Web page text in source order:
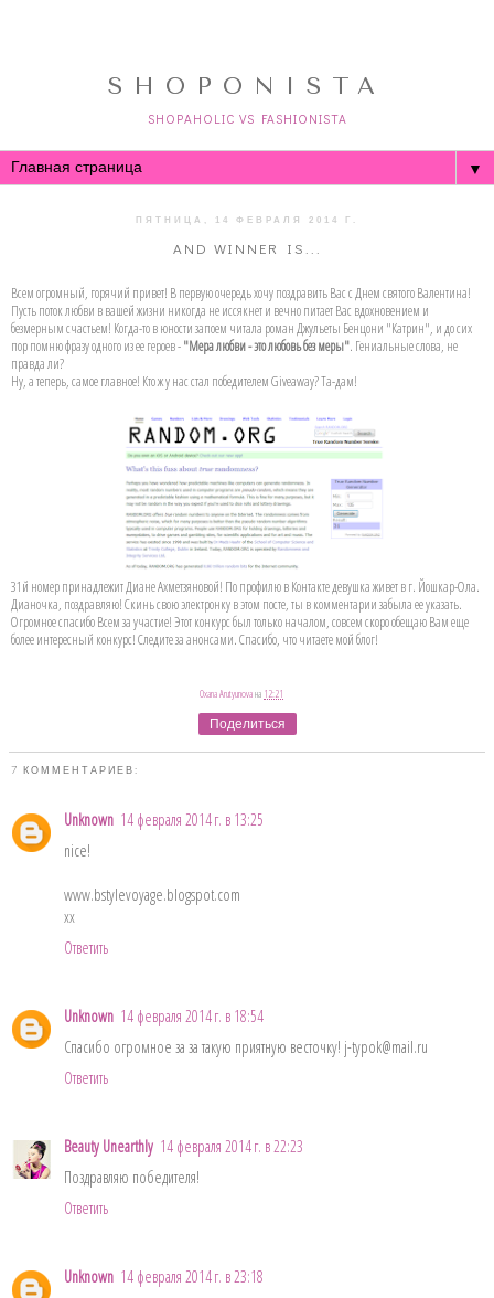
SHOPONISTA
SHOPAHOLIC VS FASHIONISTA
▼
ПЯТНИЦА, 14 ФЕВРАЛЯ 2014 Г.
AND WINNER IS...
Всем огромный, горячий привет! В первую очередь хочу поздравить Вас с Днем святого Валентина!
Пусть поток любви в вашей жизни никогда не иссякнет и вечно питает Вас вдохновением и
безмерным счастьем! Когда-то в юности запоем читала роман Джульеты Бенцони "Катрин", и до сих
пор помню фразу одного из ее героев -"Мера любви - это любовь без меры". Гениальные слова, не
правда ли?
Ну, а теперь, самое главное! Кто ж у нас стал победителем Giveaway? Та-дам!
31й номер принадлежит Диане Ахметзяновой! По профилю в Контакте девушка живет в г. Йошкар-Ола.
Дианочка, поздравляю! Скинь свою электронку в этом посте, ты в комментарии забыла ее указать.
Огромное спасибо Всем за участие! Этот конкурс был только началом, совсем скоро обещаю Вам еще
более интересный конкурс! Следите за анонсами. Спасибо, что читаете мой блог!
Oxana Arutyunovaна 12:21
Поделиться
7 КОММЕНТАРИЕВ:
Unknown 14 февраля 2014 г. в 13:25
nice!
www.bstylevoyage.blogspot.com
xx
Ответить
Unknown 14 февраля 2014 г. в 18:54
Спасибо огромное за за такую приятную весточку! j-typok@mail.ru
Ответить
Beauty Unearthly 14 февраля 2014 г. в 22:23
Поздравляю победителя!
Ответить
Unknown 14 февраля 2014 г. в 23:18